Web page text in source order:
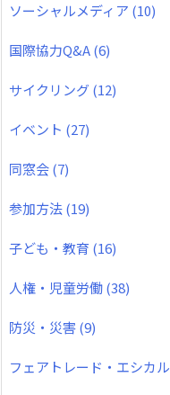
ソーシャルメディア (10)
国際協力Q&A(6)
サイクリング(12)
イベント (27)
同窓会(7)
参加方法(19)
子ども・教育 (16)
人権・児童労働(38)
防災・災害(9)
フェアトレード・エシカル